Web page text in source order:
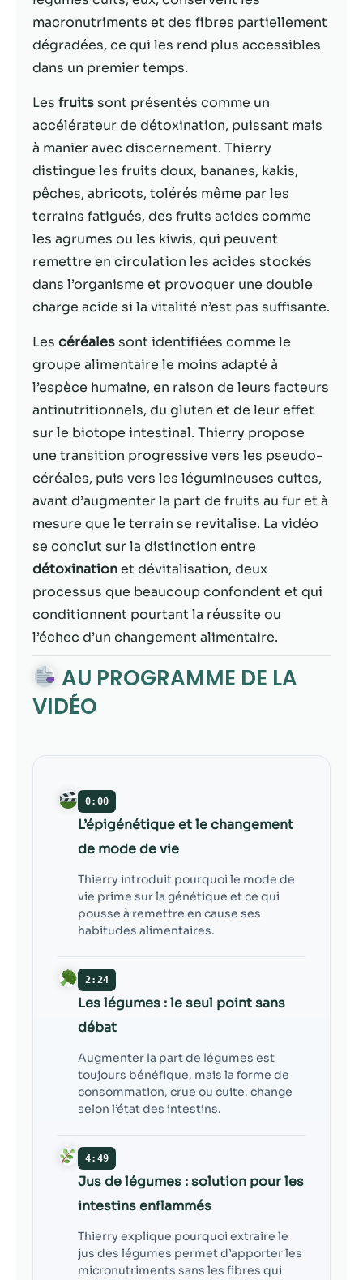
macronutriments et des fibres partiellement
dégradées, ce qui les rend plus accessibles
dans un premier temps.
Les fruits sont présentés comme un
accélérateur de détoxination, puissant mais
à manier avec discernement. Thierry
distingue les fruits doux, bananes, kakis,
pêches, abricots, tolérés même par les
terrains fatigués, des fruits acides comme
les agrumes ou les kiwis, qui peuvent
remettre en circulation les acides stockés
dans l’organisme et provoquer une double
charge acide si la vitalité n’est pas suffisante.
Les céréales sont identifiées comme le
groupe alimentaire le moins adapté à
l’espèce humaine, en raison de leurs facteurs
antinutritionnels, du gluten et de leur effet
sur le biotope intestinal. Thierry propose
une transition progressive vers les pseudo-
céréales, puis vers les légumineuses cuites,
avant d’augmenter la part de fruits au fur et à
mesure que le terrain se revitalise. La vidéo
se conclut sur la distinction entre
détoxinationet dévitalisation, deux
processus que beaucoup confondent et qui
conditionnent pourtant la réussite ou
l’échec d’un changement alimentaire.
AU PROGRAMME DE LA
VIDÉO
0:00
L’épigénétique et le changement
de mode de vie
Thierry introduit pourquoi le mode de
vie prime sur la génétique et ce qui
pousse à remettre en cause ses
habitudes alimentaires.
2:24
Les légumes : le seul point sans
débat
Augmenter la part de légumes est
toujours bénéfique, mais la forme de
consommation, crue ou cuite, change
selon l’état des intestins.
4:49
Jus de légumes : solution pour les
intestins enflammés
Thierry explique pourquoi extraire le
jus des légumes permet d’apporter les
micronutriments sans les fibres qui
dont le site
Web est
utilisé.
Experience
Afin que notre
site Web
fonctionne
aussi bien que
possible lors
de votre visite.
Si vous refusez
ces cookies,
certaines
fonctionnalités
disparaîtront
du site Web.
Marketing
En partageant
votre intérêt et
votre
comportement
lorsque vous
visitez notre
site, vous
augmentez les
chances de
voir du
contenu et des
offres
personnalisés.